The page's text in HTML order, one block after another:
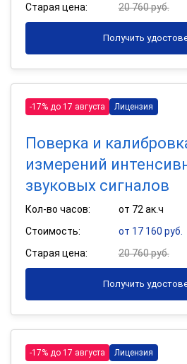
Старая цена: 20 760 руб.
Получить
-17% до 17 августа Лицензия
Поверка и
измерений
звуковых сигналов
Кол-во часов:
от 72 ак.ч
Стоимость:
от 17 160 руб.
Старая цена:
20 760 руб.
Получить
-17% до 17 августа Лицензия